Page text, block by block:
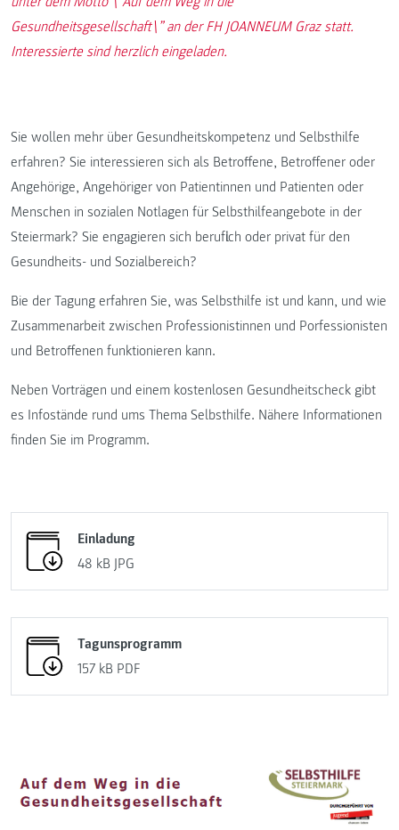
Gesundheitsgesellschaft\” an der FH JOANNEUM Graz statt.
Interessierte sind herzlich eingeladen.
Sie wollen mehr über Gesundheitskompetenz und Selbsthilfe
erfahren? Sie interessieren sich als Betroffene, Betroffener oder
Angehörige, Angehöriger von Patientinnen und Patienten oder
Menschen in sozialen Notlagen für Selbsthilfeangebote in der
Steiermark? Sie engagieren sich beruflich oder privat für den
Gesundheits- und Sozialbereich?
Bie der Tagung erfahren Sie, was Selbsthilfe ist und kann, und wie
Zusammenarbeit zwischen Professionistinnen und Porfessionisten
und Betroffenen funktionieren kann.
Neben Vorträgen und einem kostenlosen Gesundheitscheck gibt
es Infostände rund ums Thema Selbsthilfe. Nähere Informationen
finden Sie im Programm.
Einladung
48 kB JPG
Tagunsprogramm
157 kB PDF